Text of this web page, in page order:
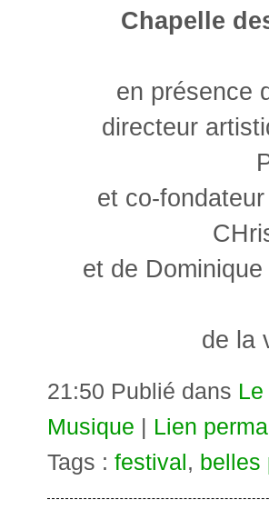
Chapelle
en présence
directeur
et co-
et de
de la
21:50 Publié dans
Musique
Lien
Tags : festival , belles